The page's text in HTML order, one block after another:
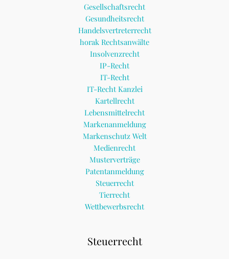
Gesellschaftsrecht
Gesundheitsrecht
Handelsvertreterrecht
horak Rechtsanwälte
Insolvenzrecht
IP-Recht
IT-Recht
IT-Recht Kanzlei
Kartellrecht
Lebensmittelrecht
Markenanmeldung
Markenschutz Welt
Medienrecht
Musterverträge
Patentanmeldung
Steuerrecht
Tierrecht
Wettbewerbsrecht
Steuerrecht